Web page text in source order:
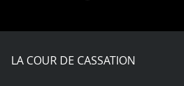
X
Facebook
LA COUR DE CASSATION